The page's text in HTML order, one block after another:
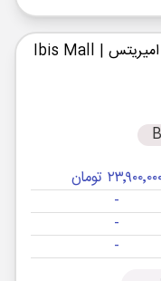
| Ibis Mall
تومان
-
-
-